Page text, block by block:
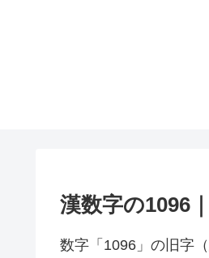
漢数字の1096
数字「1096」の旧字